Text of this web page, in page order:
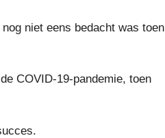
niet eens bedacht was toen
COVID-19-pandemie, toen